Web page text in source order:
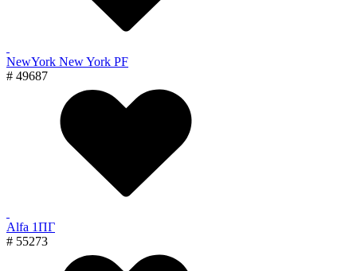
NewYork New York PF
# 49687
Alfa 1ПГ
# 55273